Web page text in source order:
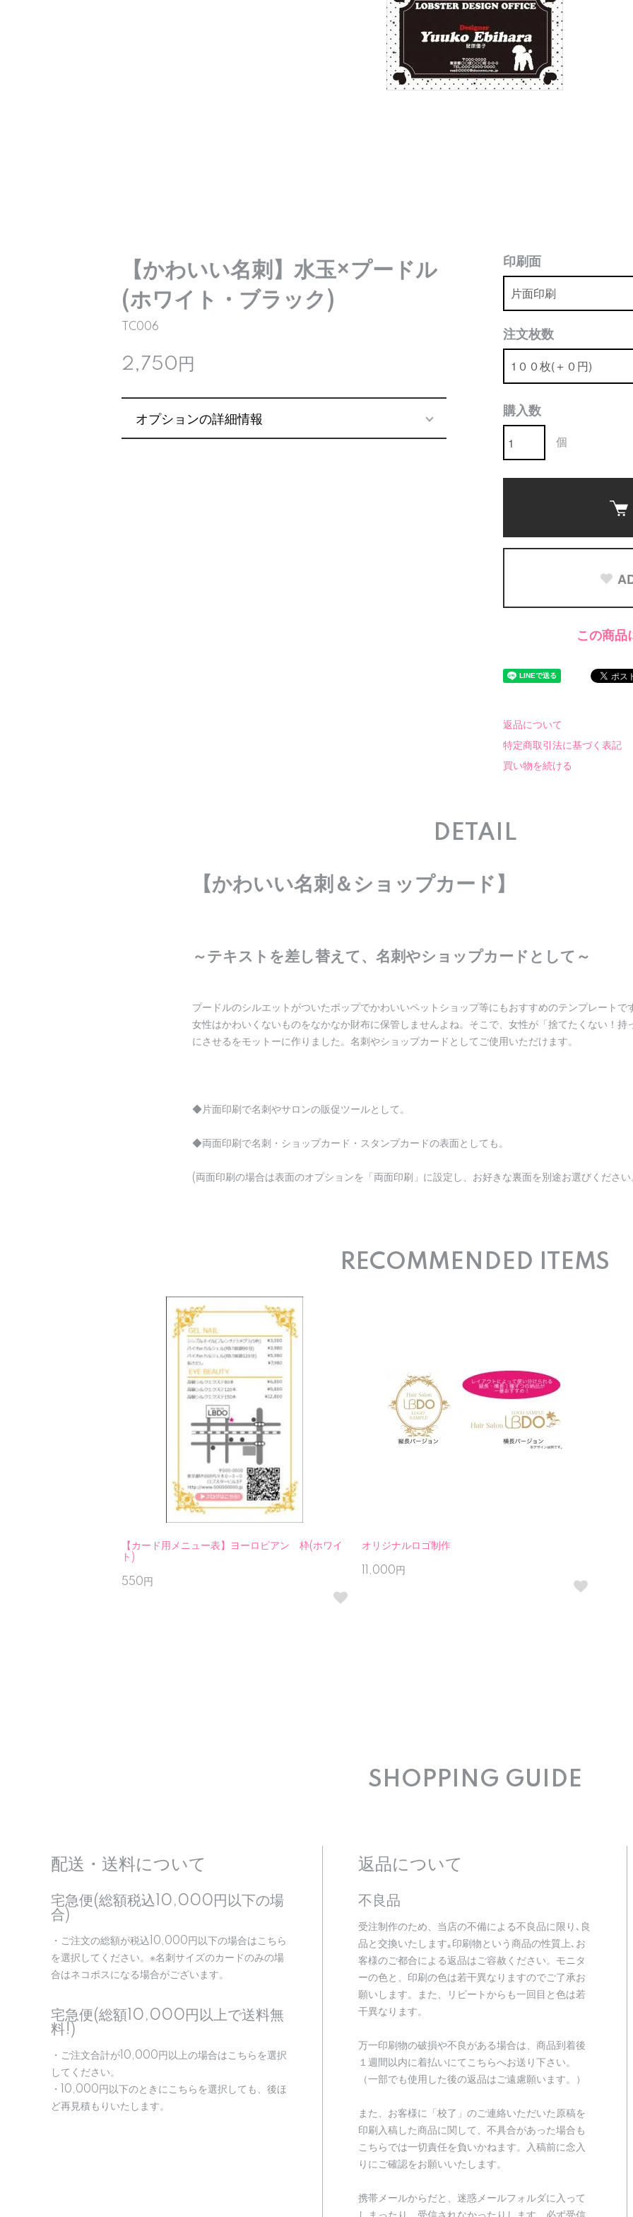
【かわいい名刺】水玉×プードル
(ホワイト・ブラック)
TC006
2,750円
オプションの詳細情報
印刷面
注文枚数
購入数
個
この商品
返品について
特定商取引法に基づく表記
買い物を続ける
DETAIL
【かわいい名刺＆ショップカード】
～テキストを差し替えて、名刺やショップカードとして～
プードルのシルエットがついたポップでかわいいペットショップ等にもおすすめのテンプレートで
女性はかわいくないものをなかなか財布に保管しませんよね。そこで、女性が「捨てたくない！持
にさせるをモットーに作りました。名刺やショップカードとしてご使用いただけます。
◆片面印刷で名刺やサロンの販促ツールとして。
◆両面印刷で名刺・ショップカード・スタンプカードの表面としても。
(両面印刷の場合は表面のオプションを「両面印刷」に設定し、お好きな裏面を別途お選びください
RECOMMENDED ITEMS
【カード用メニュー表】ヨーロピアン 枠(ホワイ
ト)
550円
オリジナルロゴ制作
11,000円
SHOPPING GUIDE
配送・送料について
宅急便(総額税込10,000円以下の場
合)
・ご注文の総額が税込10,000円以下の場合はこちら
を選択してください。※名刺サイズのカードのみの場
合はネコポスになる場合がございます。
宅急便(総額10,000円以上で送料無
料!)
・ご注文合計が10,000円以上の場合はこちらを選択
してください。
・10,000円以下のときにこちらを選択しても、後ほ
ど再見積もりいたします。
返品について
不良品
受注制作のため、当店の不備による不良品に限り､良
品と交換いたします｡印刷物という商品の性質上､お
客様のご都合による返品はご容赦ください。モニタ
ーの色と、印刷の色は若干異なりますのでご了承お
願いします。また、リピートからも一回目と色は若
干異なります。
万一印刷物の破損や不良がある場合は、商品到着後
１週間以内に着払いにてこちらへお送り下さい。
（一部でも使用した後の返品はご遠慮願います。）
また、お客様に「校了」のご連絡いただいた原稿を
印刷入稿した商品に関して、不具合があった場合も
こちらでは一切責任を負いかねます。入稿前に念入
りにご確認をお願いいたします。
携帯メールからだと、迷惑メールフォルダに入って